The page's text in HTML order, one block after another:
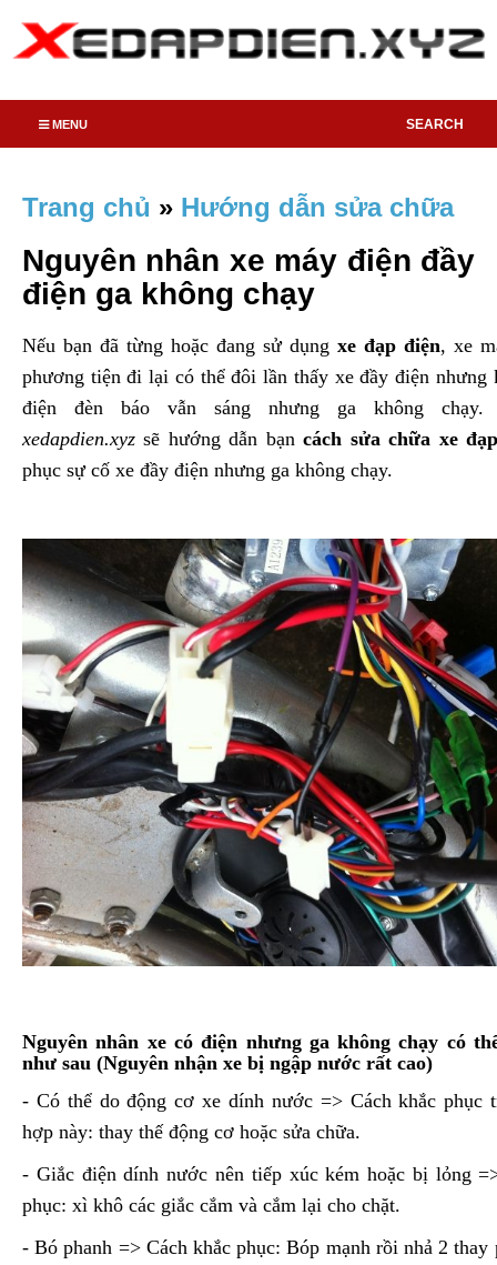
SEARCH
MENU
Trang chủ » Hướng dẫn sửa chữa
Nguyên nhân xe máy điện đầy
điện ga không chạy
Nếu bạn đã từng hoặc đang sử dụng xe đạp điện, xe
phương tiện đi lại có thể đôi lần thấy xe đầy điện nhưng
điện đèn báo vẫn sáng nhưng ga không chạy.
xedapdien.xyz sẽ hướng dẫn bạncách sửa chữa xe
phục sự cố xe đầy điện nhưng ga không chạy.
Nguyên nhân xe có điện nhưng ga không chạy có
như sau (Nguyên nhận xe bị ngập nước rất cao)
- Có thể do động cơ xe dính nước => Cách khắc phục
hợp này: thay thế động cơ hoặc sửa chữa.
- Giắc điện dính nước nên tiếp xúc kém hoặc bị lỏng
phục: xì khô các giắc cắm và cắm lại cho chặt.
- Bó phanh => Cách khắc phục: Bóp mạnh rồi nhả 2 thay